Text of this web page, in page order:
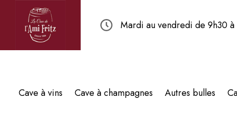
Mardi au vendredi de 9h30
Cave à vins Cave à champagnes Autres bulles